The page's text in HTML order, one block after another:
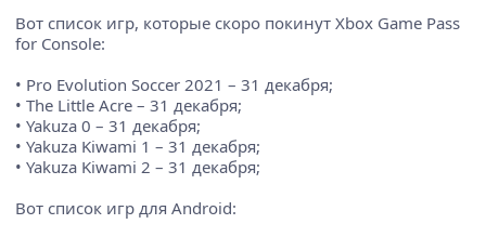
Вот список игр, которые скоро покинут Xbox Game Pass
for Console:
• Pro Evolution Soccer 2021 – 31 декабря;
• The Little Acre – 31 декабря;
• Yakuza 0 – 31 декабря;
• Yakuza Kiwami 1 – 31 декабря;
• Yakuza Kiwami 2 – 31 декабря;
Вот список игр для Android: